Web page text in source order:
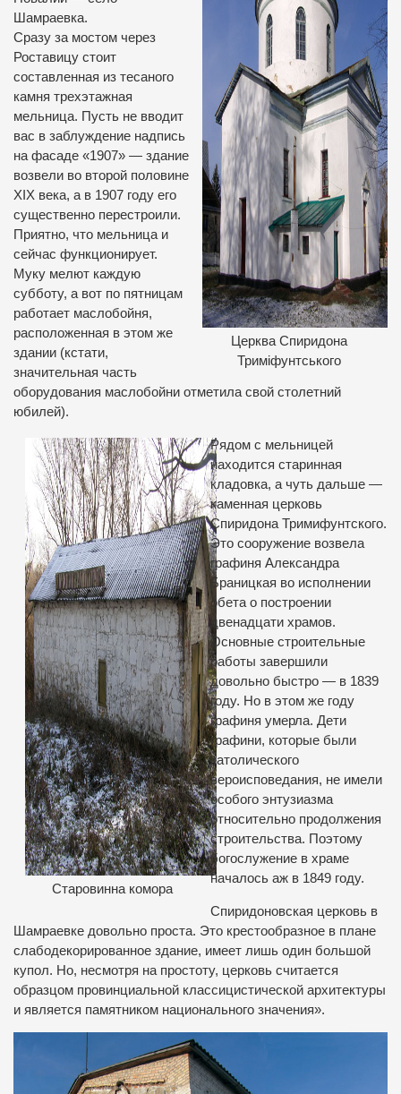
Церква Спиридона
Триміфунтського
Шамраевка.
Сразу за мостом через
Роставицу стоит
составленная из тесаного
камня трехэтажная
мельница. Пусть не вводит
вас в заблуждение надпись
на фасаде «1907» — здание
возвели во второй половине
XIX века, а в 1907 году его
существенно перестроили.
Приятно, что мельница и
сейчас функционирует.
Муку мелют каждую
субботу, а вот по пятницам
работает маслобойня,
расположенная в этом же
здании (кстати,
значительная часть
оборудования маслобойни отметила свой столетний
юбилей).
Старовинна комора
Рядом с мельницей
находится старинная
кладовка, а чуть дальше —
каменная церковь
Спиридона Тримифунтского.
Это сооружение возвела
графиня Александра
Браницкая во исполнении
обета о построении
двенадцати храмов.
Основные строительные
работы завершили
довольно быстро — в 1839
году. Но в этом же году
графиня умерла. Дети
графини, которые были
католического
вероисповедания, не имели
особого энтузиазма
относительно продолжения
строительства. Поэтому
богослужение в храме
началось аж в 1849 году.
Спиридоновская церковь в
Шамраевке довольно проста. Это крестообразное в плане
слабодекорированное здание, имеет лишь один большой
купол. Но, несмотря на простоту, церковь считается
образцом провинциальной классицистической архитектуры
и является памятником национального значения».